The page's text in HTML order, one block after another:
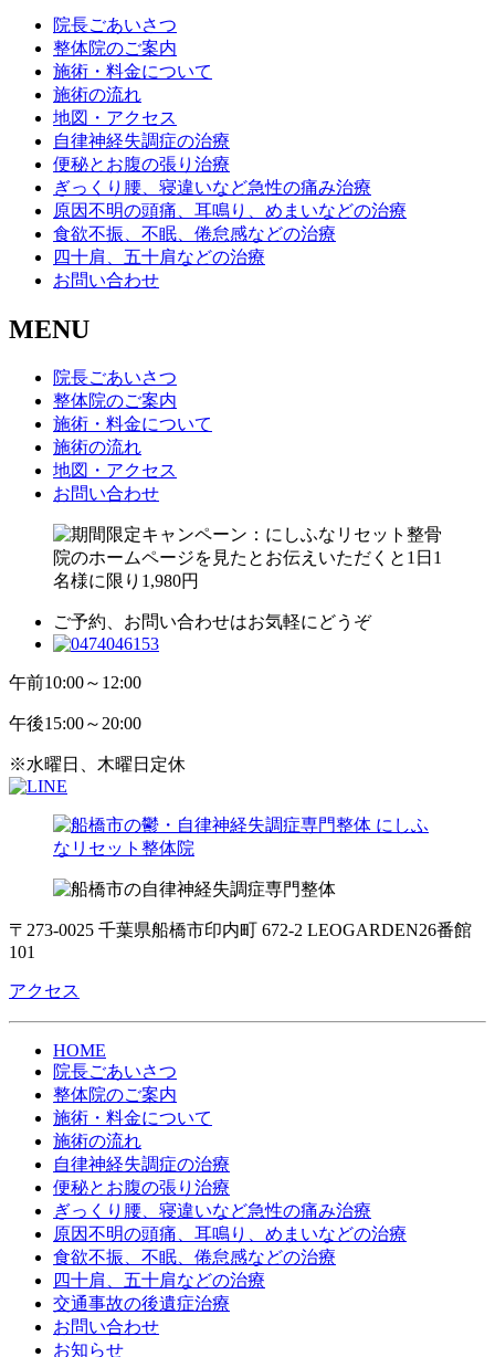
院長ごあいさつ
整体院のご案内
施術・料金について
施術の流れ
地図・アクセス
自律神経失調症の治療
便秘とお腹の張り治療
ぎっくり腰、寝違いなど急性の痛み治療
原因不明の頭痛、耳鳴り、めまいなどの治療
食欲不振、不眠、倦怠感などの治療
四十肩、五十肩などの治療
お問い合わせ
MENU
院長ごあいさつ
整体院のご案内
施術・料金について
施術の流れ
地図・アクセス
お問い合わせ
ご予約、お問い合わせはお気軽にどうぞ
午前10:00～12:00
午後15:00～20:00
※水曜日、木曜日定休
〒273-0025 千葉県船橋市印内町 672-2 LEOGARDEN26番館
101
アクセス
HOME
院長ごあいさつ
整体院のご案内
施術・料金について
施術の流れ
自律神経失調症の治療
便秘とお腹の張り治療
ぎっくり腰、寝違いなど急性の痛み治療
原因不明の頭痛、耳鳴り、めまいなどの治療
食欲不振、不眠、倦怠感などの治療
四十肩、五十肩などの治療
交通事故の後遺症治療
お問い合わせ
お知らせ